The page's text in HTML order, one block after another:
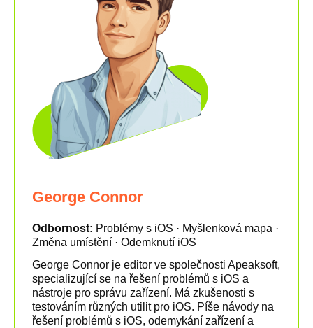
George Connor
Odbornost: Problémy s iOS · Myšlenková mapa ·
Změna umístění · Odemknutí iOS
George Connor je editor ve společnosti Apeaksoft,
specializující se na řešení problémů s iOS a
nástroje pro správu zařízení. Má zkušenosti s
testováním různých utilit pro iOS. Píše návody na
řešení problémů s iOS, odemykání zařízení a